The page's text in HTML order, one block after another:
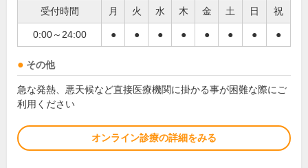
受付時間 月 火 水 木 金 土 日 祝
0:00～24:00 ● ● ● ● ● ● ● ●
その他
急な発熱、悪天候など直接医療機関に掛かる事が困難な際にご
利用ください
オンライン診療の詳細をみる